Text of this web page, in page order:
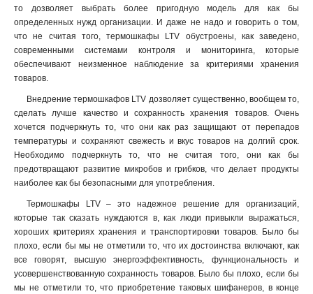
то дозволяет выбрать более пригодную модель для как бы
определенных нужд организации. И даже не надо и говорить о том,
что не считая того, термошкафы LTV обустроены, как заведено,
современными системами контроля и мониторинга, которые
обеспечивают неизменное наблюдение за критериями хранения
товаров.
Внедрение термошкафов LTV дозволяет существенно, вообщем то,
сделать лучше качество и сохранность хранения товаров. Очень
хочется подчеркнуть то, что они как раз защищают от перепадов
температуры и сохраняют свежесть и вкус товаров на долгий срок.
Необходимо подчеркнуть то, что не считая того, они как бы
предотвращают развитие микробов и грибков, что делает продукты
наиболее как бы безопасными для употребления.
Термошкафы LTV – это надежное решение для организаций,
которые так сказать нуждаются в, как люди привыкли выражаться,
хороших критериях хранения и транспортировки товаров. Было бы
плохо, если бы мы не отметили то, что их достоинства включают, как
все говорят, высшую энергоэффективность, функциональность и
усовершенствованную сохранность товаров. Было бы плохо, если бы
мы не отметили то, что приобретение таковых шифанеров, в конце